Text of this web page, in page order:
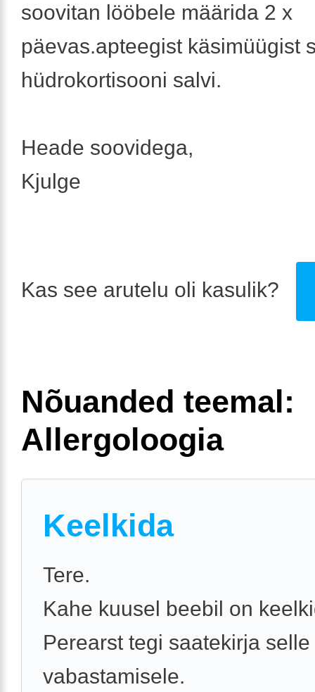
soovitan lööbele määrida 2 x
päevas.apteegist käsimüügist
hüdrokortisooni salvi.
Heade soovidega,
Kjulge
Kas see arutelu oli kasulik?
Nõuanded teemal:
Allergoloogia
Keelkida
Tere.
Kahe kuusel beebil on
Perearst tegi saatekirja selle
vabastamisele.